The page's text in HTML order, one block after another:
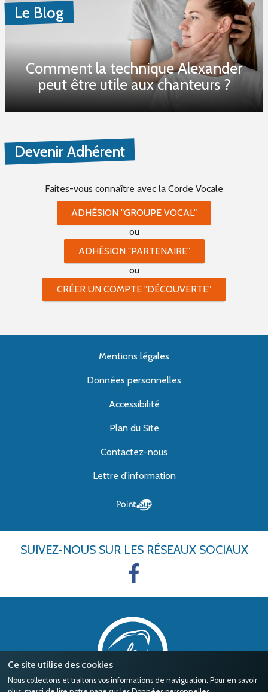
Ce site utilise des cookies
Nous collectons et traitons vos informations de naviguation. Pour en savoir
Le Blog
Comment la technique Alexander
peut être utile aux chanteurs ?
Devenir Adhérent
Faites-vous connaître avec la Corde Vocale
ADHÉSION "GROUPE VOCAL"
ou
ADHÉSION "PARTENAIRE"
ou
CRÉER UN COMPTE "DÉCOUVERTE"
Mentions légales
Données personnelles
Accessibilité
Plan du Site
Contactez-nous
Lettre d'information
SUIVEZ-NOUS SUR LES RÉSEAUX SOCIAUX